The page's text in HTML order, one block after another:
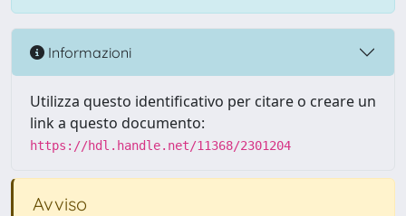
Informazioni
Utilizza questo identificativo per citare o creare un
link a questo documento:
https://hdl.handle.net/11368/2301204
Avviso